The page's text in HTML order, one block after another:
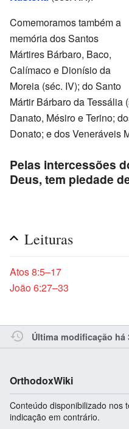
Comemoramos também a
memória dos Santos
Mártires Bárbaro, Baco,
Calímaco e Dionísio da
Moreia (séc. IV); do Santo
Mártir Bárbaro da Tessália
Danato, Mésiro e Terino;
Donato; e dos Veneráveis
Pelas intercessões
Deus, tem piedade
Leituras
Atos 8:5–17
João 6:27–33
Última modificação há
OrthodoxWiki
Conteúdo disponibilizado nos
indicação em contrário.